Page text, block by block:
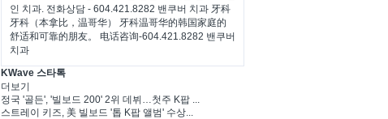
인 치과. 전화상담 - 604.421.8282 밴쿠버 치과 牙科
牙科（本拿比，温哥华） 牙科温哥华的韩国家庭的
舒适和可靠的朋友。 电话咨询-604.421.8282 밴쿠버
치과
KWave 스타톡
더보기
정국 '골든', '빌보드 200' 2위 데뷔…첫주 K팝 ...
스트레이 키즈, 美 빌보드 '톱 K팝 앨범' 수상...